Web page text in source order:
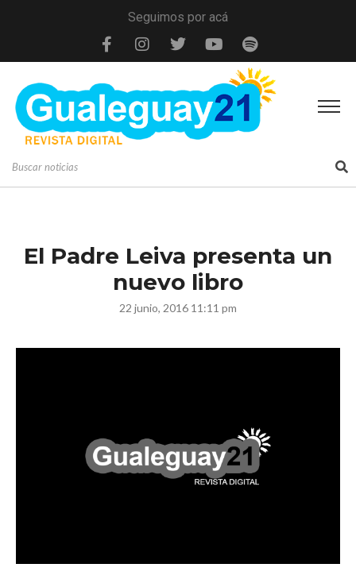
Seguimos por acá
El Padre Leiva presenta un
nuevo libro
22 junio, 2016 11:11 pm